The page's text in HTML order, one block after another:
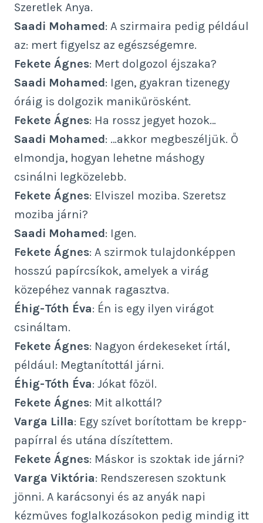
Szeretlek Anya.
Saadi Mohamed: A szirmaira pedig például
az: mert figyelsz az egészségemre.
Fekete Ágnes: Mert dolgozol éjszaka?
Saadi Mohamed: Igen, gyakran tizenegy
óráig is dolgozik manikűrösként.
Fekete Ágnes: Ha rossz jegyet hozok…
Saadi Mohamed: …akkor megbeszéljük. Ő
elmondja, hogyan lehetne máshogy
csinálni legközelebb.
Fekete Ágnes: Elviszel moziba. Szeretsz
moziba járni?
Saadi Mohamed: Igen.
Fekete Ágnes: A szirmok tulajdonképpen
hosszú papírcsíkok, amelyek a virág
közepéhez vannak ragasztva.
Éhig-Tóth Éva: Én is egy ilyen virágot
csináltam.
Fekete Ágnes: Nagyon érdekeseket írtál,
például: Megtanítottál járni.
Éhig-Tóth Éva: Jókat főzöl.
Fekete Ágnes: Mit alkottál?
Varga Lilla: Egy szívet borítottam be krepp-
papírral és utána díszítettem.
Fekete Ágnes: Máskor is szoktak ide járni?
Varga Viktória: Rendszeresen szoktunk
jönni. A karácsonyi és az anyák napi
kézműves foglalkozásokon pedig mindig itt